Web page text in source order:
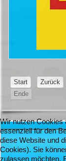
Start Zurück
Ende
Wir nutzen Cookies
essenziell für den
diese Website und
Cookies). Sie
zulassen möchten.